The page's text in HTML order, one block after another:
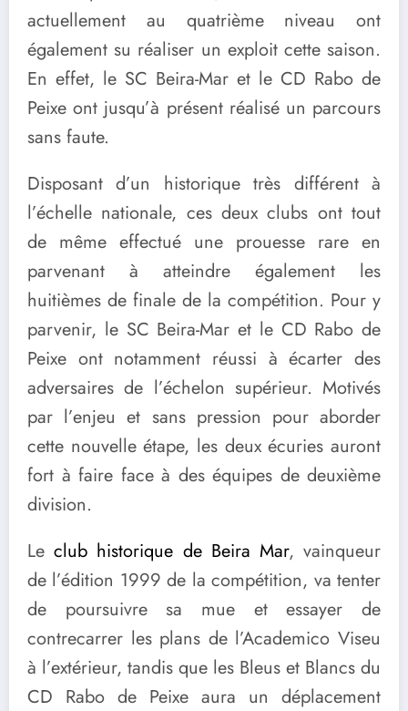
actuellement au quatrième niveau ont
également su réaliser un exploit cette saison.
En effet, le SC Beira-Mar et le CD Rabo de
Peixe ont jusqu’à présent réalisé un parcours
sans faute.
Disposant d’un historique très différent à
l’échelle nationale, ces deux clubs ont tout
de même effectué une prouesse rare en
parvenant à atteindre également les
huitièmes de finale de la compétition. Pour y
parvenir, le SC Beira-Mar et le CD Rabo de
Peixe ont notamment réussi à écarter des
adversaires de l’échelon supérieur. Motivés
par l’enjeu et sans pression pour aborder
cette nouvelle étape, les deux écuries auront
fort à faire face à des équipes de deuxième
division.
Leclub historique de Beira Mar, vainqueur
de l’édition 1999 de la compétition, va tenter
de poursuivre sa mue et essayer de
contrecarrer les plans de l’Academico Viseu
à l’extérieur, tandis que les Bleus et Blancs du
CD Rabo de Peixe aura un déplacement